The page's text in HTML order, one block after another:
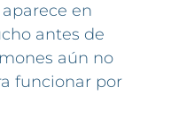
en
antes de
aún no
funcionar por